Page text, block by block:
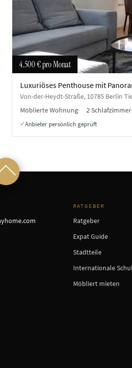
4.500 €pro Monat
Luxuriöses Penthouse mit
Von-der-Heydt-Straße, 10785 Berlin
Möblierte Wohnung
2 Schlafzimmer
✓Anbieter persönlich geprüft
RATGEBER
Ratgeber
Expat Guide
Stadtteile
Internationale
Möbliert mieten